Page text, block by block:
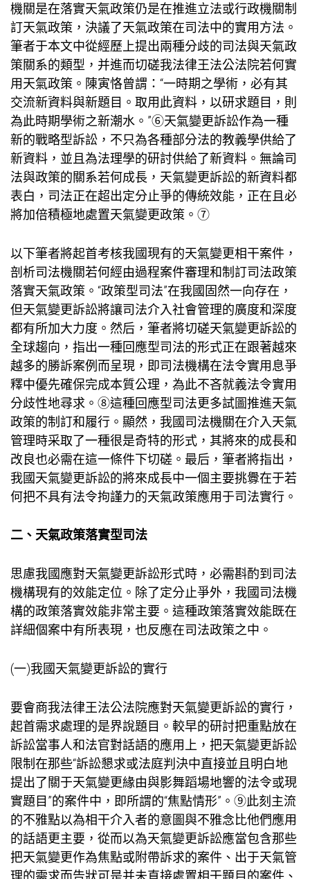
機關是在落實天氣政策仍是在推進立法或行政機關制
訂天氣政策，決議了天氣政策在司法中的實用方法。
筆者于本文中從經歷上提出兩種分歧的司法與天氣政
策關系的類型，并進而切磋我法律王法公法院若何實
用天氣政策。陳寅恪曾謂：“一時期之學術，必有其
交流新資料與新題目。取用此資料，以研求題目，則
為此時期學術之新潮水。”⑥天氣變更訴訟作為一種
新的戰略型訴訟，不只為各種部分法的教義學供給了
新資料，並且為法理學的研討供給了新資料。無論司
法與政策的關系若何成長，天氣變更訴訟的新資料都
表白，司法正在超出定分止爭的傳統效能，正在且必
將加倍積極地處置天氣變更政策。⑦
以下筆者將起首考核我國現有的天氣變更相干案件，
剖析司法機關若何經由過程案件審理和制訂司法政策
落實天氣政策。“政策型司法”在我國固然一向存在，
但天氣變更訴訟將讓司法介入社會管理的廣度和深度
都有所加大力度。然后，筆者將切磋天氣變更訴訟的
全球趨向，指出一種回應型司法的形式正在跟著越來
越多的勝訴案例而呈現，即司法機構在法令實用息爭
釋中優先確保完成本質公理，為此不吝就義法令實用
分歧性地尋求。⑧這種回應型司法更多試圖推進天氣
政策的制訂和履行。顯然，我國司法機關在介入天氣
管理時采取了一種很是奇特的形式，其將來的成長和
改良也必需在這一條件下切磋。最后，筆者將指出，
我國天氣變更訴訟的將來成長中一個主要挑釁在于若
何把不具有法令拘謹力的天氣政策應用于司法實行。
二、天氣政策落實型司法
思慮我國應對天氣變更訴訟形式時，必需斟酌到司法
機構現有的效能定位。除了定分止爭外，我國司法機
構的政策落實效能非常主要。這種政策落實效能既在
詳細個案中有所表現，也反應在司法政策之中。
(一)我國天氣變更訴訟的實行
要會商我法律王法公法院應對天氣變更訴訟的實行，
起首需求處理的是界說題目。較早的研討把重點放在
訴訟當事人和法官對話語的應用上，把天氣變更訴訟
限制在那些“訴訟懇求或法庭判決中直接並且明白地
提出了關于天氣變更緣由與影舞蹈場地響的法令或現
實題目”的案件中，即所謂的“焦點情形”。⑨此刻主流
的不雅點以為相干介入者的意圖與不雅念比他們應用
的話語更主要，從而以為天氣變更訴訟應當包含那些
把天氣變更作為焦點或附帶訴求的案件、出于天氣管
理的需求而告狀可是并未直接處置相干題目的案件、